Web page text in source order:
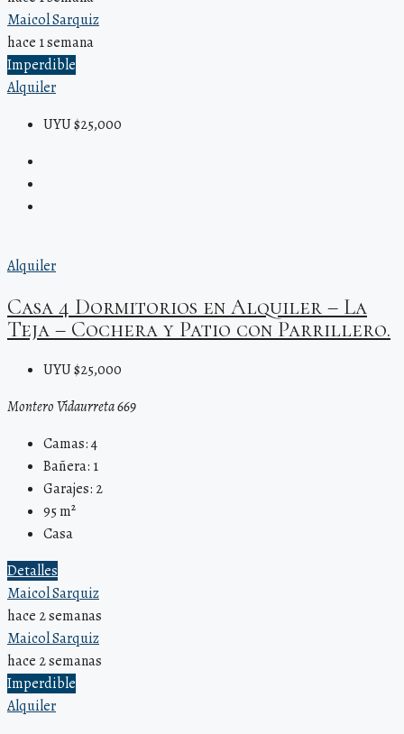
Maicol Sarquiz
hace 1 semana
Imperdible
Alquiler
UYU $25,000
Alquiler
Casa 4 Dormitorios en Alquiler – La
Teja – Cochera y Patio con Parrillero.
UYU $25,000
Montero Vidaurreta 669
Camas:4
Bañera: 1
Garajes: 2
95m²
Casa
Detalles
Maicol Sarquiz
hace 2 semanas
Maicol Sarquiz
hace 2 semanas
Imperdible
Alquiler